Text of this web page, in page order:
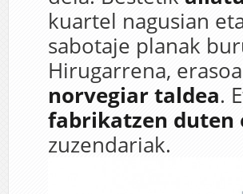
kuartel nagusian
sabotaje planak
Hirugarrena,
norvegiar taldea.
fabrikatzen duten
zuzendariak.